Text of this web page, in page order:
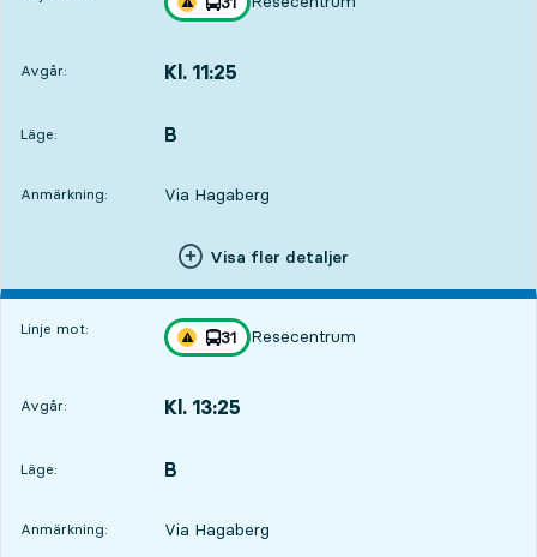
Trafikstörning på resan finns
mot
,
Avgår: Kl. 11:25
Läge:
LÄGE, B
,
Anmärkning: Via Hagaberg
Visa fler detaljer
Linje mot:
Trafikstörning på resan finns
linje
31
mot
Resecentrum
,
Avgår: Kl. 13:25
Läge:
LÄGE, B
,
Anmärkning: Via Hagaberg